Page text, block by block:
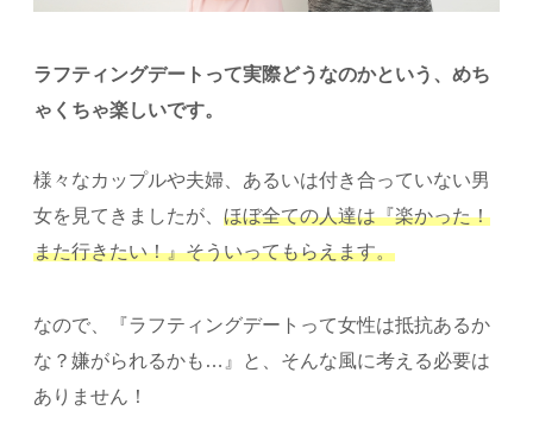
ラフティングデートって実際どうなのかという、めち
ゃくちゃ楽しいです。
様々なカップルや夫婦、あるいは付き合っていない男
女を見てきましたが、ほぼ全ての人達は『楽かった！
また行きたい！』そういってもらえます。
なので、『ラフティングデートって女性は抵抗あるか
な？嫌がられるかも…』と、そんな風に考える必要は
ありません！